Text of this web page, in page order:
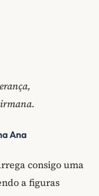
Ana
consigo uma
a figuras